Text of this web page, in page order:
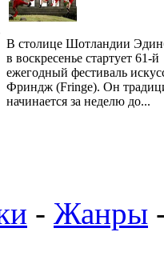
В столице Шотландии
в воскресенье стартует 61-й
ежегодный фестиваль
Фриндж (Fringe). Он
начинается за неделю до...
- Жанры